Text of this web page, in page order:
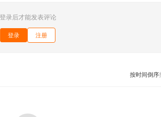
登录后才能发表评论
登录 注册
按时间倒序